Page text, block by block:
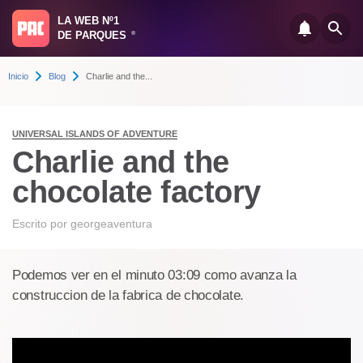
LA WEB Nº1
DE PARQUES
®
Inicio Blog Charlie and the...
UNIVERSAL ISLANDS OF ADVENTURE
Charlie and the
chocolate factory
Escrito por georgeaventura
Podemos ver en el minuto 03:09 como avanza la
construccion de la fabrica de chocolate.